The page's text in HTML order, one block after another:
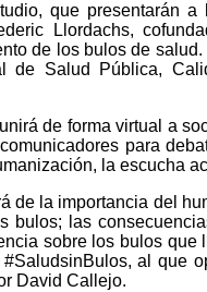
que presentarán
Llordachs,
de los bulos de
de Salud Pública,
de forma virtual a
para
la escucha
de la importancia del
bulos; las
sobre los bulos que
al que
David Callejo.